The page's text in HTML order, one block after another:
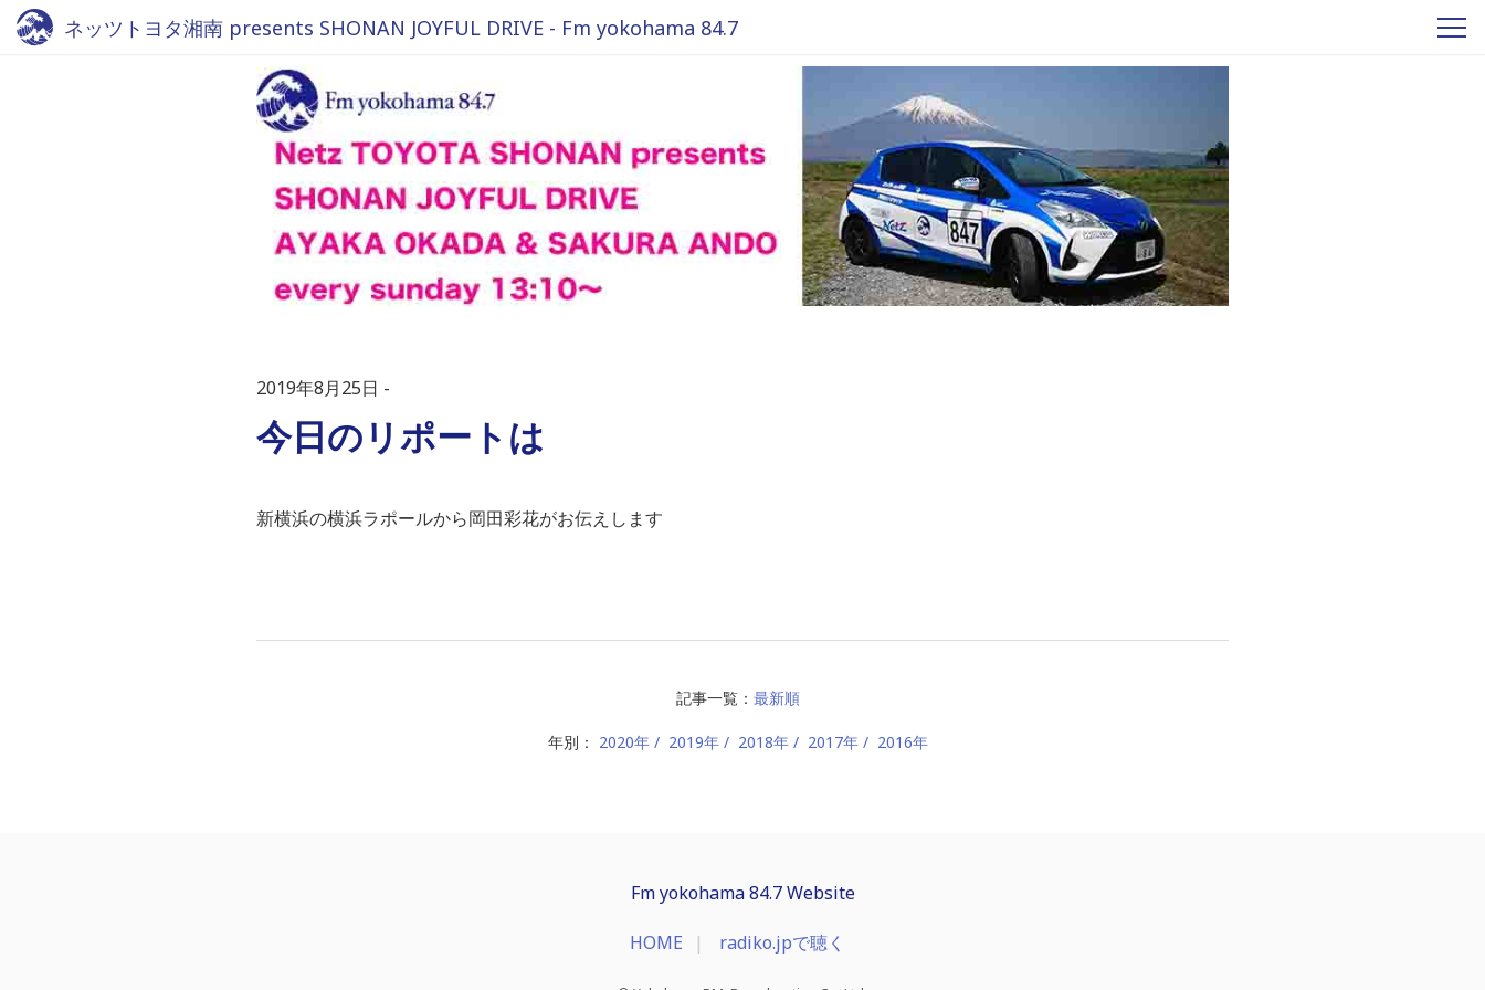
ネッツトヨタ湘南 presents SHONAN JOYFUL DRIVE - Fm yokohama 84.7
2019年8月25日
今日のリポートは
新横浜の横浜ラポールから岡田彩花がお伝えします
記事一覧： 最新順
年別： 2020年 2019年 2018年 2017年 2016年
Fm yokohama 84.7 Website
HOME radiko.jpで聴く